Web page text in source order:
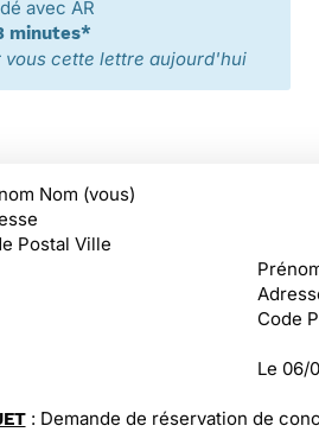
avec AR
minutes*
cette lettre aujourd'hui
Nom (vous)
Postal Ville
Code
Le 06/
: Demande de réservation de